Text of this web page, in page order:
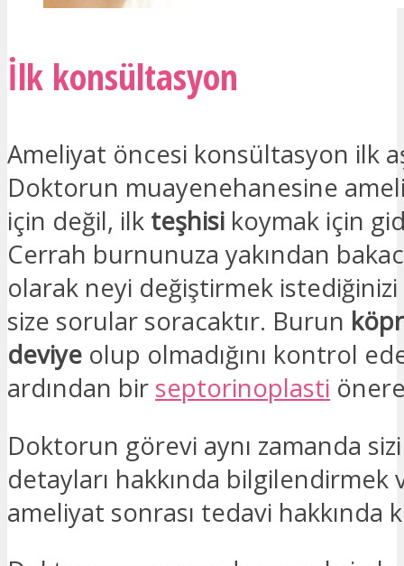
İlk konsültasyon
Ameliyat öncesi konsültasyon ilk
Doktorun muayenehanesine
için değil, ilk teşhisi koymak için
Cerrah burnunuza yakından
olarak neyi değiştirmek
size sorular soracaktır. Burun
deviye olup olmadığını kontrol
ardından bir septorinoplasti
Doktorun görevi aynı zamanda
detayları hakkında bilgilendirmek
ameliyat sonrası tedavi hakkında